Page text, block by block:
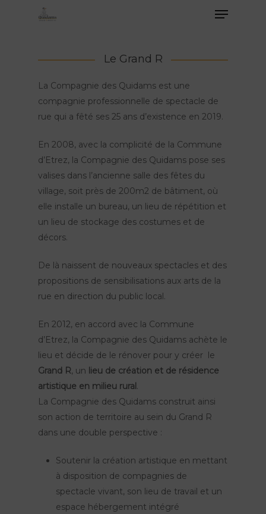
Le Grand R
La Compagnie des Quidams est une
compagnie professionnelle de spectacle de
rue qui a fêté ses 25 ans d’existence en 2019.
En 2008, avec la complicité de la Commune
d’Etrez, la Compagnie des Quidams pose ses
valises dans l’ancienne salle des fêtes du
village, soit près de 200m2 de bâtiment, où
elle installe un bureau, un lieu de répétition et
un lieu de stockage des costumes et de
décors.
De là naissent de nouveaux spectacles et des
propositions de sensibilisations aux arts de la
rue en direction du public local.
En 2012, en accord avec la Commune
d’Etrez, la Compagnie des Quidams achète le
lieu et décide de le rénover pour y créer le
Grand R, un lieu de création et de résidence
artistique en milieu rural .
La Compagnie des Quidams construit ainsi
son action de territoire au sein du Grand R
dans une double perspective :
Soutenir la création artistique en mettant
à disposition de compagnies de
spectacle vivant, son lieu de travail et un
espace hébergement intégré